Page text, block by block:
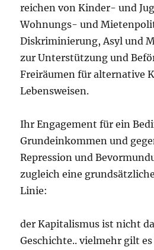
reichen von Kinder- und
Wohnungs- und
Diskriminierung, Asyl und
zur Unterstützung und
Freiräumen für alternative
Lebensweisen.
Ihr Engagement für ein
Grundeinkommen und
Repression und
zugleich eine
Linie:
der Kapitalismus ist nicht
Geschichte.. vielmehr gilt